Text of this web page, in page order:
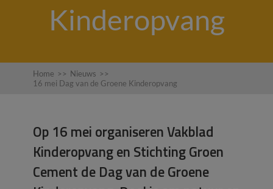
Kinderopvang
Home >> Nieuws >>
16 mei Dag van de Groene Kinderopvang
Op 16 mei organiseren Vakblad
Kinderopvang en Stichting Groen
Cement de Dag van de Groene